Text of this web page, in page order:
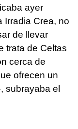
ayer
Irradia Crea, no
de llevar
trata de Celtas
cerca de
ofrecen un
subrayaba el